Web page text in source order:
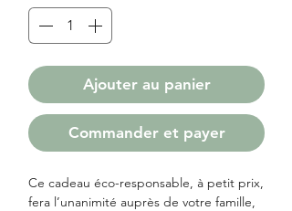
Ajouter au panier
Commander et payer
Ce cadeau éco-responsable, à petit prix,
fera l’unanimité auprès de votre famille,